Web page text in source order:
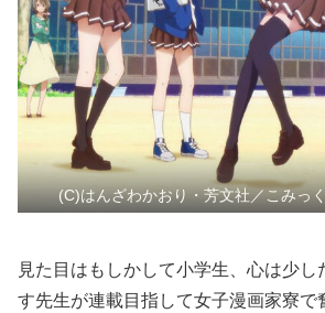
(C)はんざわかおり・芳文社／こみっ
見た目はもしかして小学生、心は少し
す先生が連載目指して女子漫画家寮で